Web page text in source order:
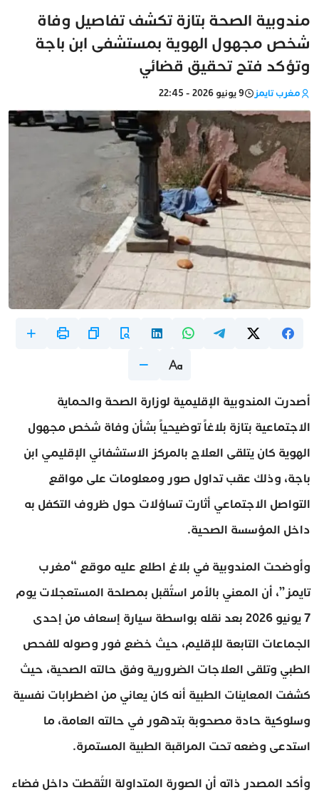
مندوبية الصحة بتازة تكشف تفاصيل وفاة
شخص مجهول الهوية بمستشفى ابن باجة
وتؤكد فتح تحقيق قضائي
مغرب تايمز 9 يونيو 2026 - 22:45
أصدرت المندوبية الإقليمية لوزارة الصحة والحماية
الاجتماعية بتازة بلاغاً توضيحياً بشأن وفاة شخص مجهول
الهوية كان يتلقى العلاج بالمركز الاستشفائي الإقليمي ابن
باجة، وذلك عقب تداول صور ومعلومات على مواقع
التواصل الاجتماعي أثارت تساؤلات حول ظروف التكفل به
داخل المؤسسة الصحية.
وأوضحت المندوبية في بلاغ اطلع عليه موقع “مغرب
تايمز”، أن المعني بالأمر استُقبل بمصلحة المستعجلات يوم
7 يونيو 2026 بعد نقله بواسطة سيارة إسعاف من إحدى
الجماعات التابعة للإقليم، حيث خضع فور وصوله للفحص
الطبي وتلقى العلاجات الضرورية وفق حالته الصحية، حيث
كشفت المعاينات الطبية أنه كان يعاني من اضطرابات نفسية
وسلوكية حادة مصحوبة بتدهور في حالته العامة، ما
استدعى وضعه تحت المراقبة الطبية المستمرة.
وأكد المصدر ذاته أن الصورة المتداولة التُقطت داخل فضاء